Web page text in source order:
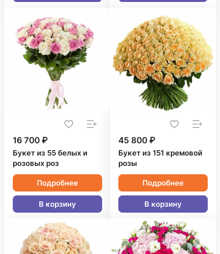
16 700 ₽
Букет из 55 белых и
розовых роз
Подробнее
В корзину
45 800 ₽
Букет из 151 кремовой
розы
Подробнее
В корзину